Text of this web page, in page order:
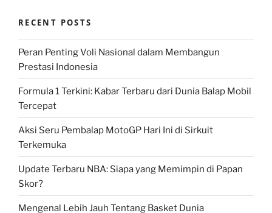
RECENT POSTS
Peran Penting Voli Nasional dalam Membangun
Prestasi Indonesia
Formula 1 Terkini: Kabar Terbaru dari Dunia Balap Mobil
Tercepat
Aksi Seru Pembalap MotoGP Hari Ini di Sirkuit
Terkemuka
Update Terbaru NBA: Siapa yang Memimpin di Papan
Skor?
Mengenal Lebih Jauh Tentang Basket Dunia